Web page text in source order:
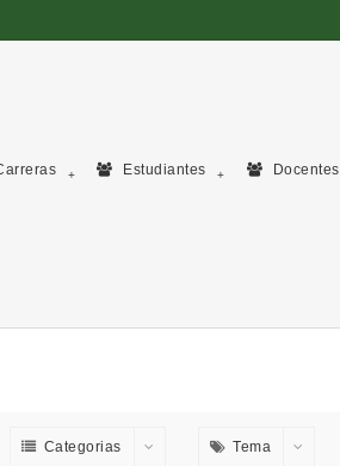
Estudiantes Docentes
Categorias Tema